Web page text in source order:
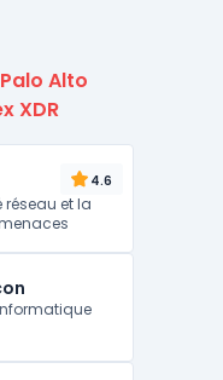
Palo Alto
XDR
4.6
réseau et la